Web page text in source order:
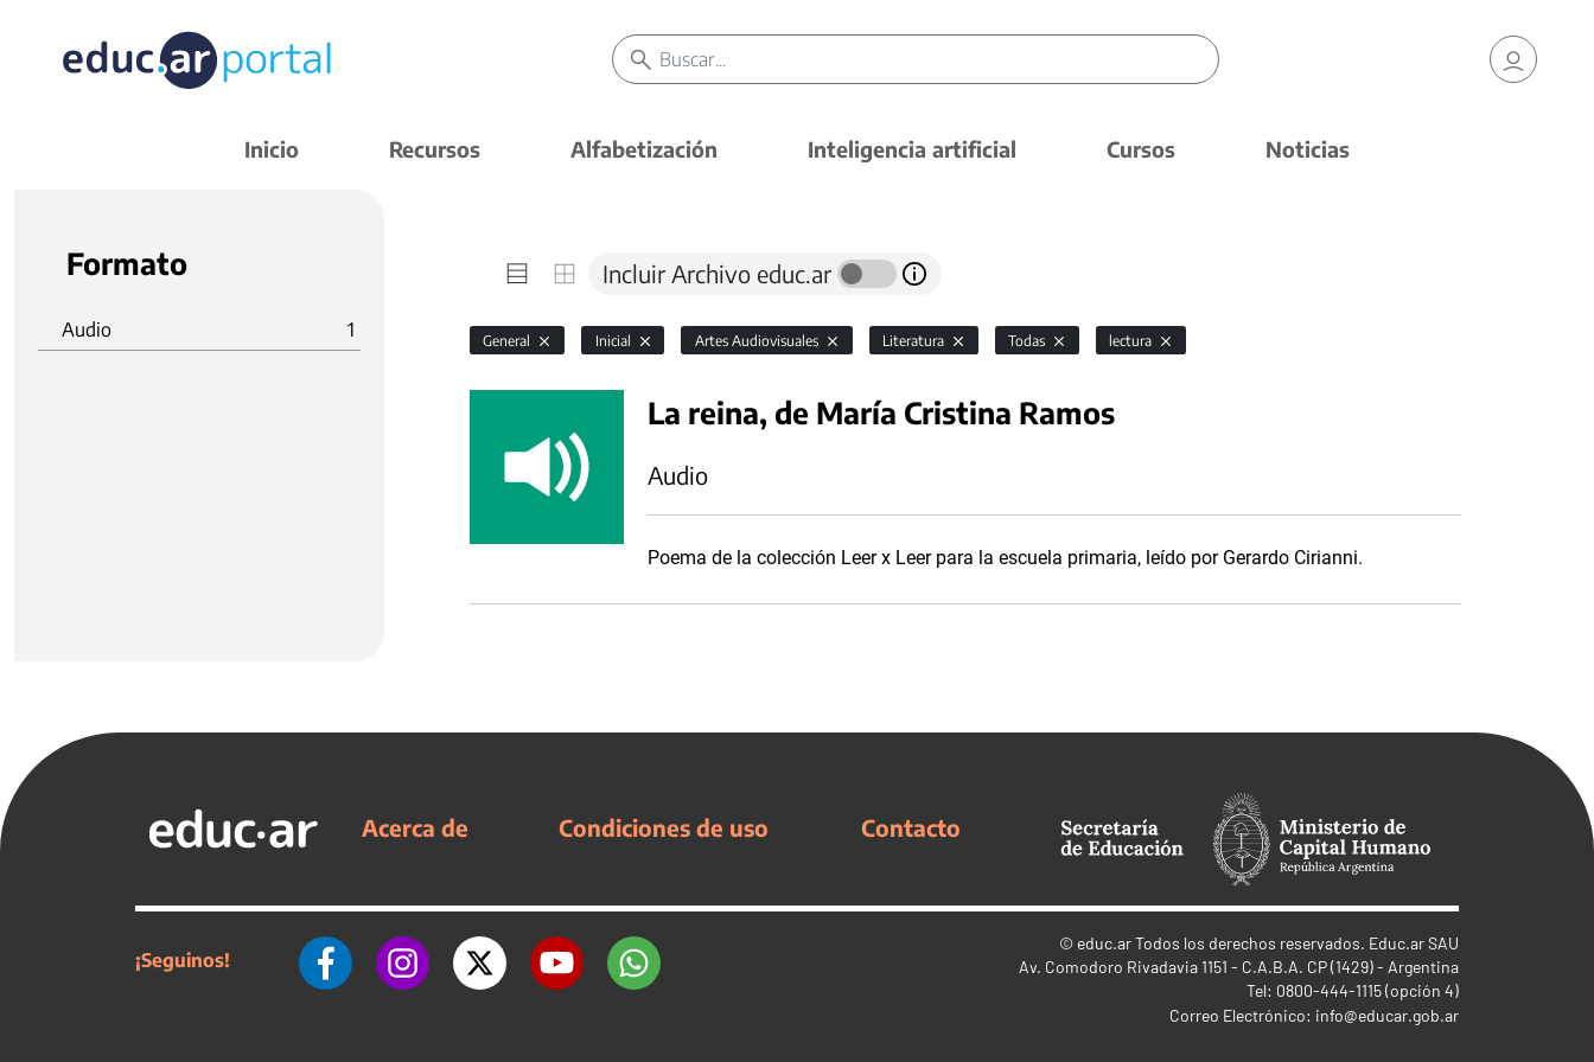
Inicio Recursos Alfabetización Inteligencia artificial Cursos Noticias
Formato
Audio 1
Incluir Archivo educ.ar
General Inicial Artes Audiovisuales Literatura Todas lectura
La reina, de María Cristina Ramos
Audio
Poema de la colección Leer x Leer para la escuela primaria, leído por Gerardo Cirianni.
Acerca de Condiciones de uso Contacto
¡Seguinos!
© educ.arTodos los derechos reservados. Educ.ar SAU
Av. Comodoro Rivadavia 1151 - C.A.B.A. CP (1429) - Argentina
Tel: 0800-444-1115 (opción 4)
Correo Electrónico: info@educar.gob.ar